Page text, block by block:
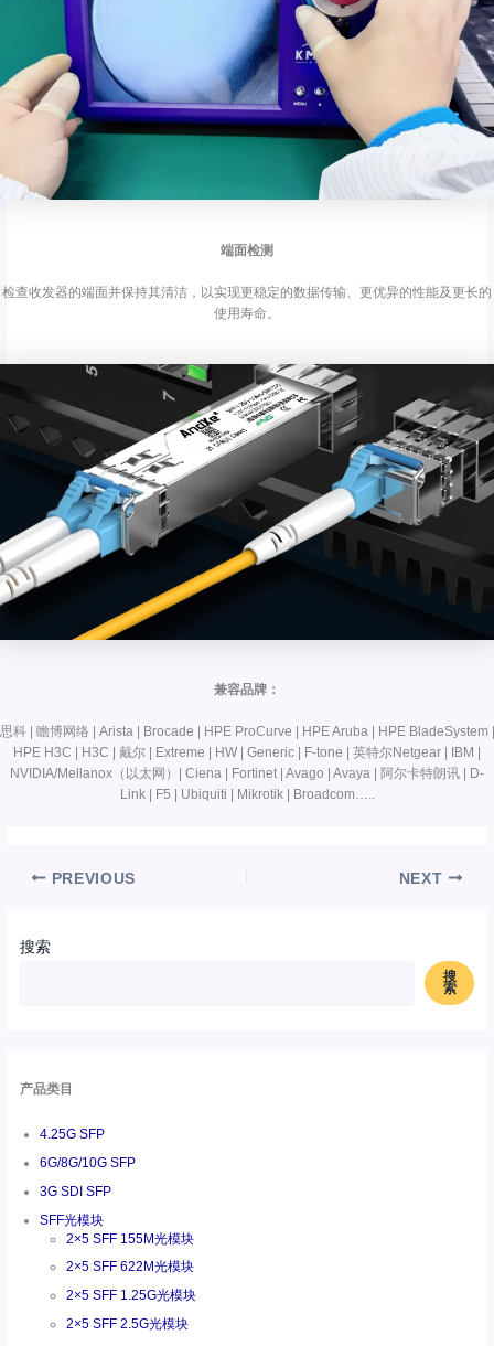
搜索
搜
索
产品类目
4.25G SFP
6G/8G/10G SFP
3G SDI SFP
SFF光模块
2×5 SFF 155M光模块
2×5 SFF 622M光模块
2×5 SFF 1.25G光模块
2×5 SFF 2.5G光模块
端面检测
检查收发器的端面并保持其清洁，以实现更稳定的数据传输、更优异的性能及更长的
使用寿命。
兼容品牌：
思科 | 瞻博网络 | Arista | Brocade | HPE ProCurve | HPE Aruba | HPE BladeSystem |
HPE H3C | H3C | 戴尔 | Extreme | HW | Generic | F-tone | 英特尔Netgear | IBM |
NVIDIA/Mellanox（以太网）| Ciena | Fortinet | Avago | Avaya | 阿尔卡特朗讯 | D-
Link | F5 | Ubiquiti | Mikrotik | Broadcom…..
PREVIOUS NEXT